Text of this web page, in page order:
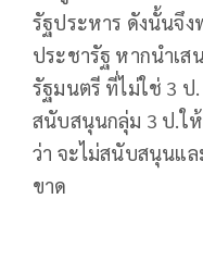
รัฐประหาร ดังนั้นจึง
ประชารัฐ หากนำเ
รัฐมนตรี ที่ไม่ใช่ 3 ป
สนับสนุนกลุ่ม 3 ป.ใ
ว่า จะไม่สนับสนุนแล
ขาด